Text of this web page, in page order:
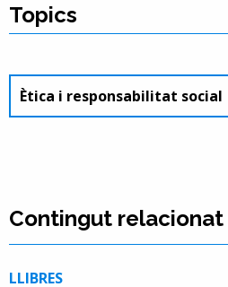
Topics
Ètica i responsabilitat social
Contingut relacionat
LLIBRES